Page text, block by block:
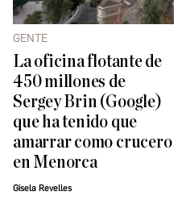
GENTE
La oficina flotante de
450 millones de
Sergey Brin (Google)
que ha tenido que
amarrar como crucero
en Menorca
Gisela Revelles